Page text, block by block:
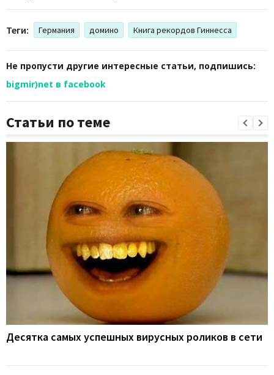
Теги: Германия домино Книга рекордов Гиннесса
Не пропусти другие интересные статьи, подпишись:
bigmir)net в facebook
Статьи по теме
Десятка самых успешных вирусных роликов в сети